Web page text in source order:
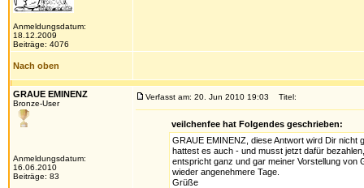
Anmeldungsdatum:
18.12.2009
Beiträge: 4076
Nach oben
GRAUE EMINENZ
Bronze-User
Anmeldungsdatum:
16.06.2010
Beiträge: 83
Verfasst am: 20. Jun 2010 19:03 Titel:
veilchenfee hat Folgendes geschrieben:
GRAUE EMINENZ, diese Antwort wird Dir nicht
hattest es auch - und musst jetzt dafür
entspricht ganz und gar meiner Vorstellung von
wieder angenehmere Tage.
Grüße